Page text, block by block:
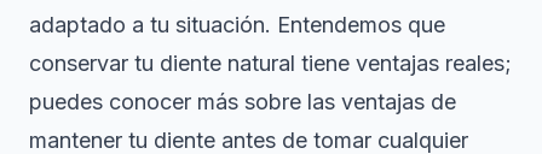
adaptado a tu situación. Entendemos que
conservar tu diente natural tiene ventajas reales;
puedes conocer más sobre las ventajas de
mantener tu diente antes de tomar cualquier